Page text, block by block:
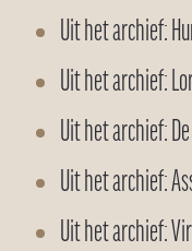
Uit het archief:
Uit het archief:
Uit het archief:
Uit het archief:
Uit het archief: